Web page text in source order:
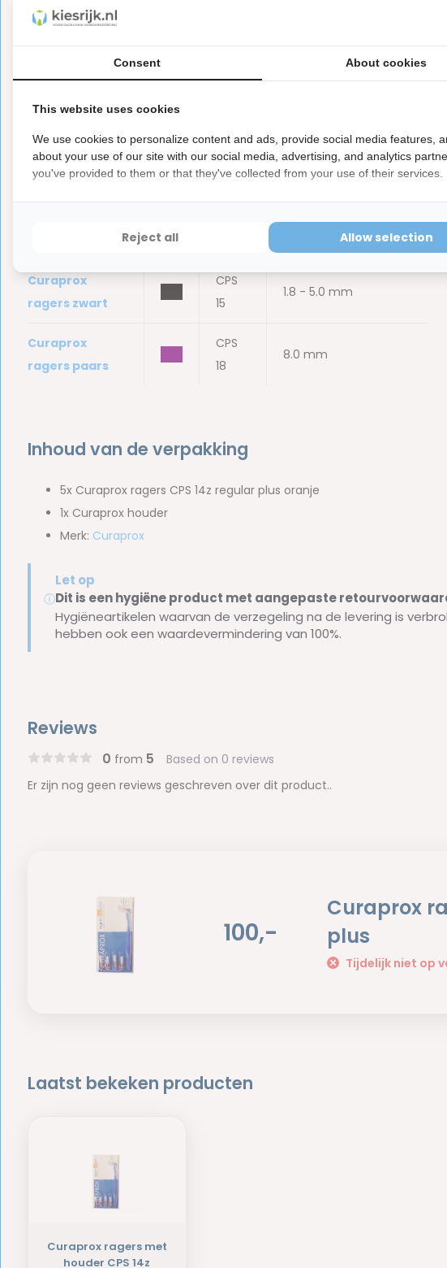
Curaprox
2.2 mm
ragers blauw
bbb
Curaprox
ragers oranje
bbb
CPS
14
1.5 - 5.0 mm
ragers oranje-z
bbb
Curaprox
ragers zwart
CPS
15
1.8 - 5.0 mm
Curaprox
ragers paars
CPS
18
8.0 mm
Inhoud van de verpakking
5x Curaprox ragers CPS 14z regular plus oranje
1x Curaprox houder
Merk: Curaprox
ⓘ
Let op
Dit is een hygiëne product met aangepaste
Hygiëneartikelen waarvan de verzegeling na de levering is
hebben ook een waardevermindering van 100%.
Reviews
0 from 5 Based on 0 reviews
Er zijn nog geen reviews geschreven over dit product..
100,-
Curaprox
plus
Tijdelijk niet op
Laatst bekeken producten
Curaprox ragers met
houder CPS 14z
Consent About cookies
This website uses cookies
We use cookies to personalize content and ads, provide social media features,
about your use of our site with our social media, advertising, and analytics
you've provided to them or that they've collected from your use of their services.
Reject all Allow selection